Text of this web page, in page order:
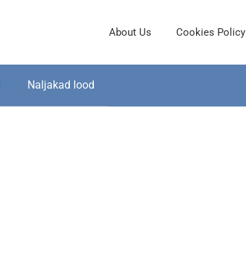
About Us Cookies Policy
Naljakad lood